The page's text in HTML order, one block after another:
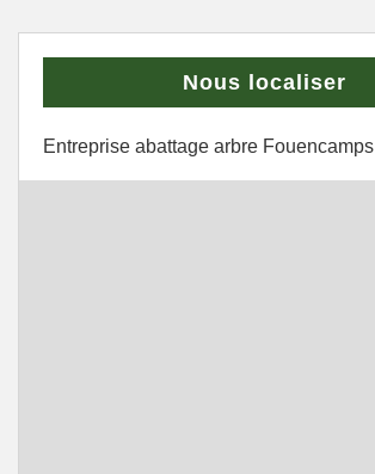
Nous localiser
Entreprise abattage arbre Fouencamps